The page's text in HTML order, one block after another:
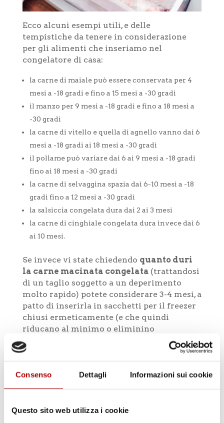
Consenso Dettagli Informazioni sui cookie
Questo sito web utilizza i cookie
Ecco alcuni esempi utili, e delle
tempistiche da tenere in considerazione
per gli alimenti che inseriamo nel
congelatore di casa:
la carne di maiale può essere conservata per 4
mesi a -18 gradi e fino a 15 mesi a -30 gradi
il manzo per 9 mesi a -18 gradi e fino a 18 mesi a
-30 gradi
la carne di vitello e quella di agnello vanno dai 6
mesi a -18 gradi ai 18 mesi a -30 gradi
il pollame può variare dai 6 ai 9 mesi a -18 gradi
fino ai 18 mesi a -30 gradi
la carne di selvaggina spazia dai 6-10 mesi a -18
gradi fino a 12 mesi a -30 gradi
la salsiccia congelata dura dai 2 ai 3 mesi
la carne di cinghiale congelata dura invece dai 6
ai 10 mesi.
Se invece vi state chiedendo quanto duri
la carne macinata congelata (trattandosi
di un taglio soggetto a un deperimento
molto rapido) potete considerare 3-4 mesi, a
patto di inserirla in sacchetti per il freezer
chiusi ermeticamente (e che quindi
riducano al minimo o eliminino
totalmente la presenza d’aria). Se posta nel
congelatore ancora nella confezione del
supermercato, la carne è destinata a
deperire velocemente sia a causa della
permeabilità del contenitore, sia per la
in atmosfera protettiva, che in congelatore